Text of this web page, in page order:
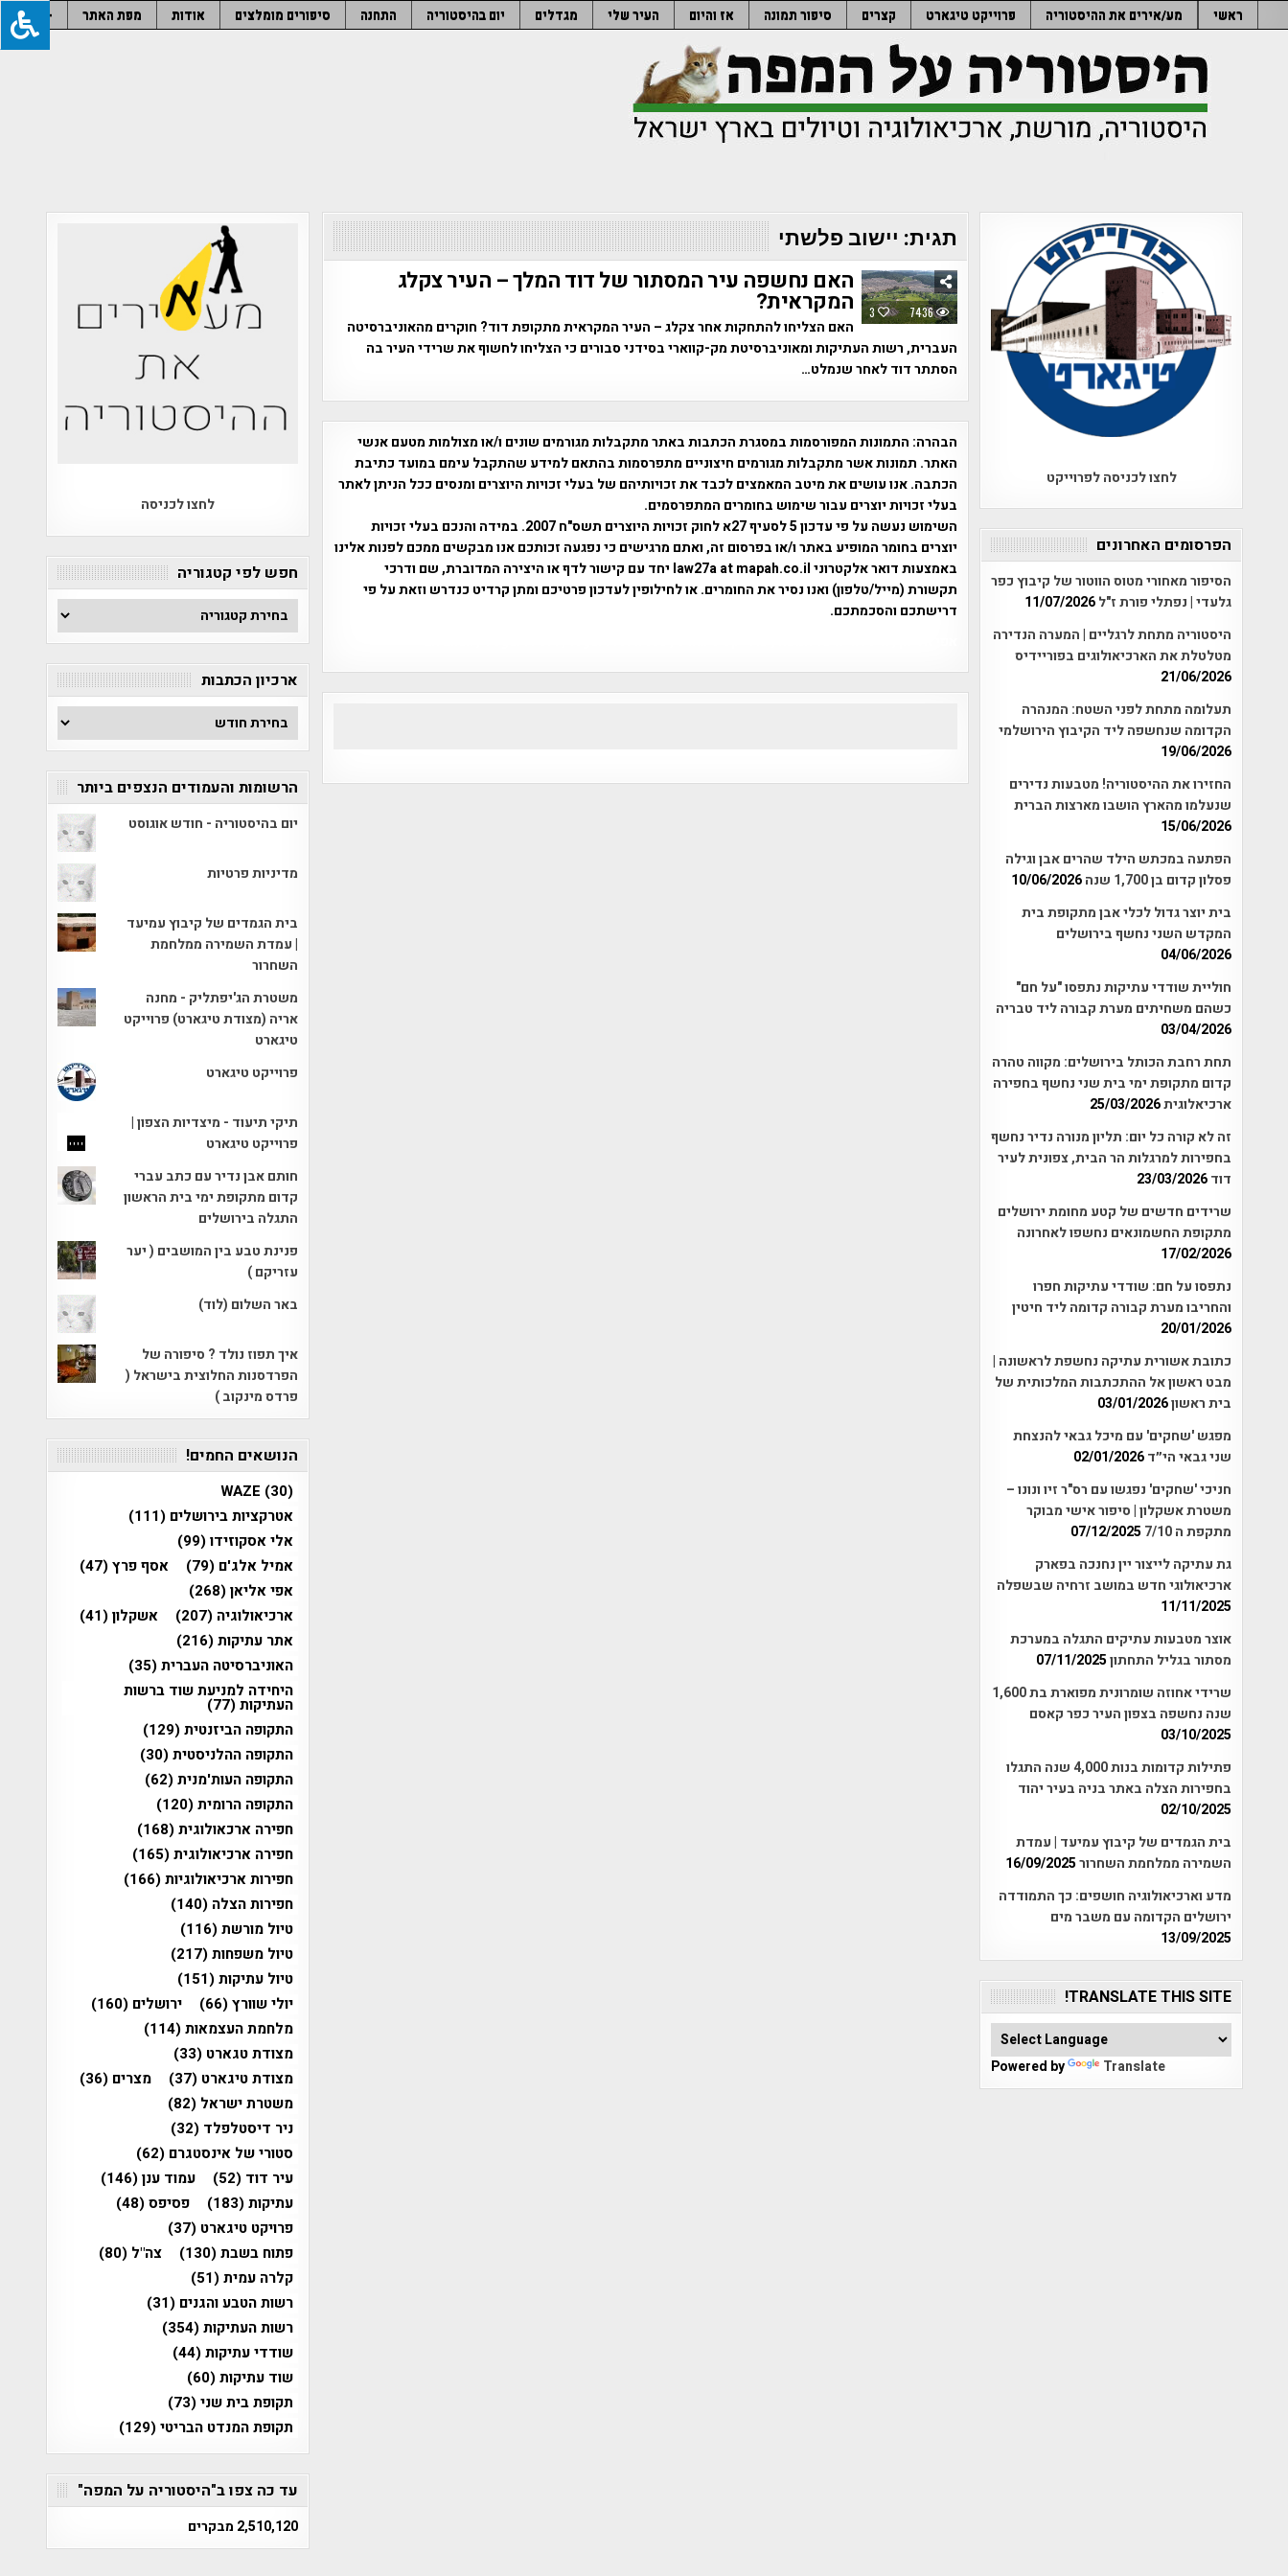
to
ראשי מע/אירים את ההיסטוריה פרוייקט טיגארט קצרים סיפור תמונה אז והיום העיר שלי מגדלים יום בהיסטוריה התחנה סיפורים מומלצים אודות מפת האתר –
תגית: יישוב פלשתי
3 7436
האם נחשפה עיר המסתור של דוד המלך – העיר צקלג
המקראית?
האם הצליחו להתחקות אחר צקלג – העיר המקראית מתקופת דוד? חוקרים מהאוניברסיטה
העברית, רשות העתיקות ומאוניברסיטת מק-קווארי בסידני סבורים כי הצליחו לחשוף את שרידי העיר בה
הסתתר דוד לאחר שנמלט…
הבהרה: התמונות המפורסמות במסגרת הכתבות באתר מתקבלות מגורמים שונים ו/או מצולמות מטעם אנשי
האתר. תמונות אשר מתקבלות מגורמים חיצוניים מתפרסמות בהתאם למידע שהתקבל עימם במועד כתיבת
הכתבה. אנו עושים את מיטב המאמצים לכבד את זכויותיהם של בעלי זכויות היוצרים ומנסים ככל הניתן לאתר
בעלי זכויות יוצרים עבור שימוש בחומרים המתפרסמים.
השימוש נעשה על פי עדכון 5 לסעיף 27א לחוק זכויות היוצרים תשס"ח 2007. במידה והנכם בעלי זכויות
יוצרים בחומר המופיע באתר ו/או בפרסום זה, ואתם מרגישים כי נפגעה זכותכם אנו מבקשים ממכם לפנות אלינו
באמצעות דואר אלקטרוני law27a at mapah.co.il יחד עם קישור לדף או היצירה המדוברת, שם ודרכי
תקשורת (מייל/טלפון) ואנו נסיר את החומרים. או לחילופין לעדכון פרטיכם ומתן קרדיט כנדרש וזאת על פי
דרישתכם והסכמתכם.
לחצו לכניסה לפרוייקט
הפרסומים האחרונים
הסיפור מאחורי מטוס הווטור של קיבוץ כפר
גלעדי | נפתלי פורת ז"ל11/07/2026
היסטוריה מתחת לרגליים | המערה הנדירה
מטלטלת את הארכיאולוגים בפוריידיס
21/06/2026
תעלומה מתחת לפני השטח: המנהרה
הקדומה שנחשפה ליד הקיבוץ הירושלמי
19/06/2026
החזירו את ההיסטוריה! מטבעות נדירים
שנעלמו מהארץ הושבו מארצות הברית
15/06/2026
הפתעה במכתש הילד שהרים אבן וגילה
פסלון קדום בן 1,700 שנה
10/06/2026
בית יוצר גדול לכלי אבן מתקופת בית
המקדש השני נחשף בירושלים
04/06/2026
חוליית שודדי עתיקות נתפסו "על חם"
כשהם משחיתים מערת קבורה ליד טבריה
03/04/2026
תחת רחבת הכותל בירושלים: מקווה טהרה
קדום מתקופת ימי בית שני נחשף בחפירה
ארכיאלוגית25/03/2026
זה לא קורה כל יום: תליון מנורה נדיר נחשף
בחפירות למרגלות הר הבית, צפונית לעיר
דוד23/03/2026
שרידים חדשים של קטע מחומת ירושלים
מתקופת החשמונאים נחשפו לאחרונה
17/02/2026
נתפסו על חם: שודדי עתיקות חפרו
והחריבו מערת קבורה קדומה ליד חיטין
20/01/2026
כתובת אשורית עתיקה נחשפת לראשונה |
מבט ראשון אל ההתכתבות המלכותית של
בית ראשון03/01/2026
מפגש 'שחקים' עם מיכל גבאי להנצחת
שני גבאי הי״ד02/01/2026
חניכי 'שחקים' נפגשו עם רס"ר זיו ונונו –
משטרת אשקלון | סיפור אישי מבוקר
מתקפת ה 7/10
07/12/2025
גת עתיקה לייצור יין נחנכה בפארק
ארכיאולוגי חדש במושב זרחיה שבשפלה
11/11/2025
אוצר מטבעות עתיקים התגלה במערכת
מסתור בגליל התחתון07/11/2025
שרידי אחוזה שומרונית מפוארת בת 1,600
שנה נחשפה בצפון העיר כפר קאסם
03/10/2025
פתילות קדומות בנות 4,000 שנה התגלו
בחפירות הצלה באתר בניה בעיר יהוד
02/10/2025
בית הגמדים של קיבוץ עמיעד | עמדת
השמירה ממלחמת השחרור16/09/2025
מדע וארכיאולוגיה חושפים: כך התמודדה
ירושלים הקדומה עם משבר מים
13/09/2025
TRANSLATE THIS SITE!
Powered by Translate
לחצו לכניסה
חפש לפי קטגוריה
חפש
לפי
קטגוריה
ארכיון הכתבות
ארכיון
הכתבות
הרשומות והעמודים הנצפים ביותר
יום בהיסטוריה - חודש אוגוסט
מדיניות פרטיות
בית הגמדים של קיבוץ עמיעד
| עמדת השמירה ממלחמת
השחרור
משטרת הג'יפתליק - מחנה
אריה (מצודת טיגארט) פרוייקט
טיגארט
פרוייקט טיגארט
תיקי תיעוד - מיצדיות הצפון |
פרוייקט טיגארט
חותם אבן נדיר עם כתב עברי
קדום מתקופת ימי בית הראשון
התגלה בירושלים
פנינת טבע בין המושבים ( יער
עזריקם )
באר השלום (לוד)
איך תפוז נולד ? סיפורה של
הפרדסנות החלוצית בישראל (
פרדס מינקוב )
הנושאים החמים!
WAZE (30)
אטרקציות בירושלים (111)
אלי אסקוזידו(99)
אמיל אלג'ם (79) אסף פרץ(47)
אפי אליאן(268)
ארכיאולוגיה (207) אשקלון(41)
אתר עתיקות(216)
האוניברסיטה העברית(35)
היחידה למניעת שוד ברשות
העתיקות(77)
התקופה הביזנטית(129)
התקופה ההלניסטית(30)
התקופה העות'מנית(62)
התקופה הרומית(120)
חפירה ארכאולוגית(168)
חפירה ארכיאולוגית(165)
חפירות ארכיאולוגיות(166)
חפירות הצלה (140)
טיול מורשת(116)
טיול משפחות(217)
טיול עתיקות(151)
יולי שוורץ(66) ירושלים (160)
מלחמת העצמאות(114)
מצודת טגארט (33)
מצודת טיגארט (37) מצרים (36)
משטרת ישראל (82)
ניר דיסטלפלד (32)
סטורי של אינסטגרם (62)
עיר דוד (52) עמוד ענן(146)
עתיקות(183) פסיפס(48)
פרויקט טיגארט (37)
פתוח בשבת(130) צה"ל (80)
קלרה עמית(51)
רשות הטבע והגנים (31)
רשות העתיקות(354)
שודדי עתיקות(44)
שוד עתיקות(60)
תקופת בית שני(73)
תקופת המנדט הבריטי(129)
עד כה צפו ב"היסטוריה על המפה"
2,510,120 מבקרים